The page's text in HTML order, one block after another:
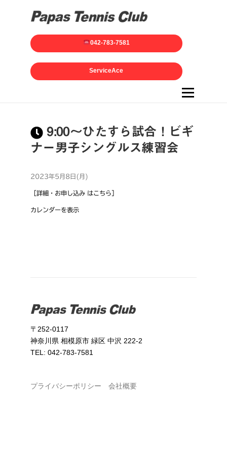
042-783-7581
ServiceAce
メニュー
9:00～ひたすら試合！ビギ
ナー男子シングルス練習会
2023年5月8日(月)
［詳細・お申し込み はこちら］
カレンダーを表示
〒252-0117
神奈川県 相模原市 緑区 中沢 222-2
TEL: 042-783-7581
プライバシーポリシー 会社概要